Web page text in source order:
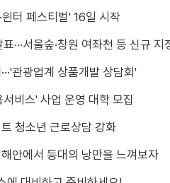
터 페스티벌' 16일 시작
···서울숲·창원 여좌천 등 신규 지
관광업계 상품개발 상담회'
비스' 사업 운영 대학 모집
청소년 근로상담 강화
안에서 등대의 낭만을 느껴보자